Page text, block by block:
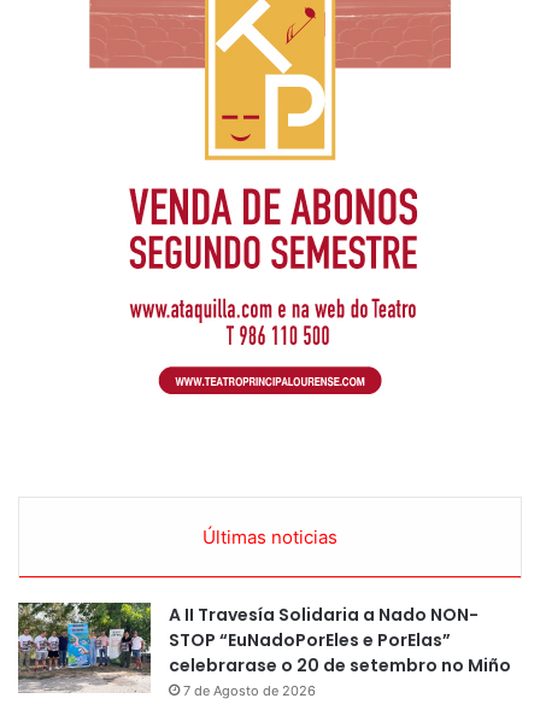
Últimas noticias
A II Travesía Solidaria a Nado NON-
STOP “EuNadoPorEles e PorElas”
celebrarase o 20 de setembro no Miño
7 de Agosto de 2026